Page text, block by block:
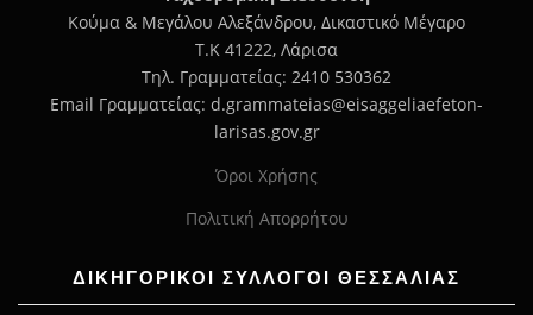
Κούμα & Μεγάλου Αλεξάνδρου, Δικαστικό Μέγαρο
Τ.Κ 41222, Λάρισα
Τηλ. Γραμματείας: 2410 530362
Email Γραμματείας: d.grammateias@eisaggeliaefeton-
larisas.gov.gr
Όροι Χρήσης
Πολιτική Απορρήτου
ΔΙΚΗΓΟΡΙΚΟΙ ΣΥΛΛΟΓΟΙ ΘΕΣΣΑΛΙΑΣ